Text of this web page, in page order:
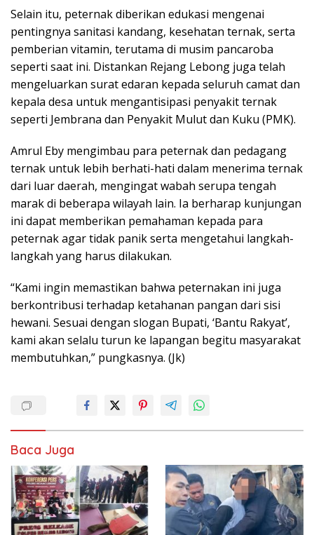
Selain itu, peternak diberikan edukasi mengenai
pentingnya sanitasi kandang, kesehatan ternak, serta
pemberian vitamin, terutama di musim pancaroba
seperti saat ini. Distankan Rejang Lebong juga telah
mengeluarkan surat edaran kepada seluruh camat dan
kepala desa untuk mengantisipasi penyakit ternak
seperti Jembrana dan Penyakit Mulut dan Kuku (PMK).
Amrul Eby mengimbau para peternak dan pedagang
ternak untuk lebih berhati-hati dalam menerima ternak
dari luar daerah, mengingat wabah serupa tengah
marak di beberapa wilayah lain. Ia berharap kunjungan
ini dapat memberikan pemahaman kepada para
peternak agar tidak panik serta mengetahui langkah-
langkah yang harus dilakukan.
“Kami ingin memastikan bahwa peternakan ini juga
berkontribusi terhadap ketahanan pangan dari sisi
hewani. Sesuai dengan slogan Bupati, ‘Bantu Rakyat’,
kami akan selalu turun ke lapangan begitu masyarakat
membutuhkan,” pungkasnya. (Jk)
Baca Juga